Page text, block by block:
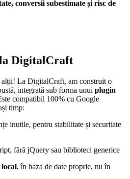
conversii subestimate și risc de
DigitalCraft
alții! La DigitalCraft, am construit o
integrată sub forma unui plugin
compatibil 100% cu Google
timp:
inutile, pentru stabilitate și securitate
fără jQuery sau biblioteci generice
local, în baza de date proprie, nu în